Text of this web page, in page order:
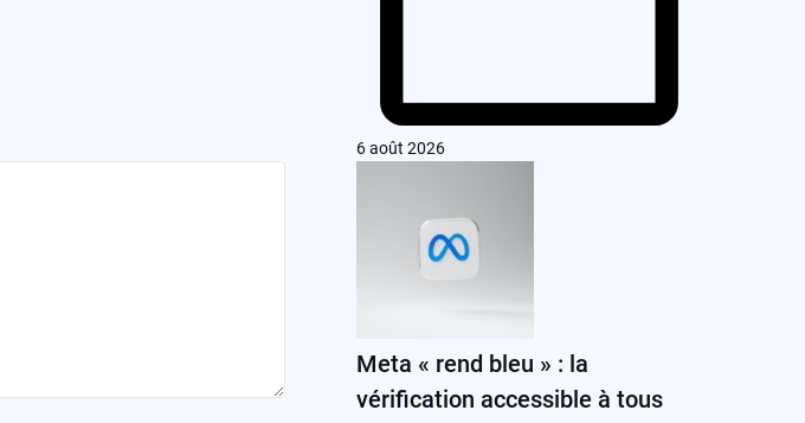
6 août 2026
Meta « rend bleu » : la
vérification accessible à tous